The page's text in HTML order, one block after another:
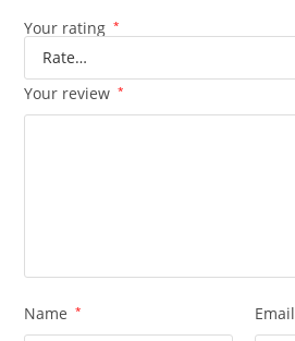
Your rating *
Your review *
Name * Email